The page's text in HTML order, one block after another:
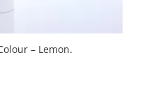
– Lemon.